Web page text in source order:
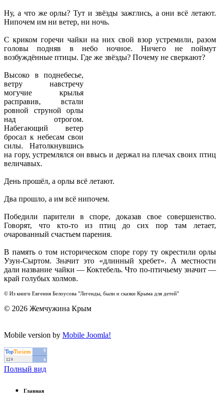
Ну, а что же орлы? Тут и звёзды зажглись, а они всё летают.
Нипочем им ни ветер, ни ночь.
С криком горечи чайки на них свой взор устремили, разом
головы подняв в небо ночное. Ничего не поймут
возбуждённые птицы. Где же звёзды? Почему не сверкают?
Высоко в поднебесье,
ветру навстречу
могучие крылья
расправив, встали
ровной струной орлы
над отрогом.
Набегающий ветер
бросал к небесам свои
силы. Натолкнувшись
на гору, устремлялся он ввысь и держал на плечах своих птиц
величавых.
День прошёл, а орлы всё летают.
Два прошло, а им всё нипочем.
Победили парители в споре, доказав свое совершенство.
Говорят, что кто-то из птиц до сих пор там летает,
очарованный счастьем парения.
В память о том историческом споре гору ту окрестили орлы
Узун-Сыртом. Значит это «длинный хребет». А местности
дали название чайки — Коктебель. Что по-птичьему значит —
край голубых холмов.
© Из книги Евгения Белоусова "Легенды были и сказки Крыма для детей"
© 2026 Жемчужина Крым
Mobile version by Mobile Joomla!
Полный вид
Главная